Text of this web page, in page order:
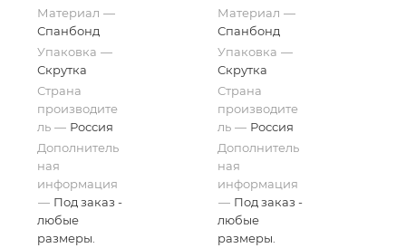
Материал —
Спанбонд
Упаковка —
Скрутка
Страна
производите
ль — Россия
Дополнитель
ная
информация
— Под заказ -
любые
размеры.
Материал —
Спанбонд
Упаковка —
Скрутка
Страна
производите
ль — Россия
Дополнитель
ная
информация
— Под заказ -
любые
размеры.